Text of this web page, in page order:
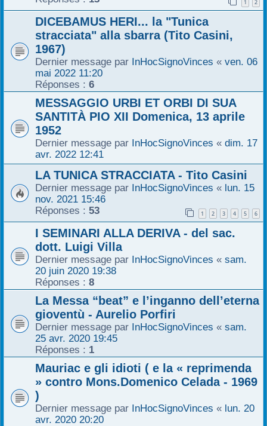
e
1 2
DICEBAMUS HERI... la "Tunica
stracciata" alla sbarra (Tito Casini,
1967)
Dernier message par InHocSignoVinces « ven. 06
mai 2022 11:20
Réponses : 6
MESSAGGIO URBI ET ORBI DI SUA
SANTITÀ PIO XII Domenica, 13 aprile
1952
Dernier message par InHocSignoVinces « dim. 17
avr. 2022 12:41
LA TUNICA STRACCIATA - Tito Casini
Dernier message par InHocSignoVinces « lun. 15
nov. 2021 15:46
Réponses : 53 1 2 3 4 5 6
I SEMINARI ALLA DERIVA - del sac.
dott. Luigi Villa
Dernier message par InHocSignoVinces « sam.
20 juin 2020 19:38
Réponses : 8
La Messa “beat” e l’inganno dell’eterna
gioventù - Aurelio Porfiri
Dernier message par InHocSignoVinces « sam.
25 avr. 2020 19:45
Réponses : 1
Mauriac e gli idioti ( e la « reprimenda
» contro Mons.Domenico Celada - 1969
)
Dernier message par InHocSignoVinces « lun. 20
avr. 2020 20:20